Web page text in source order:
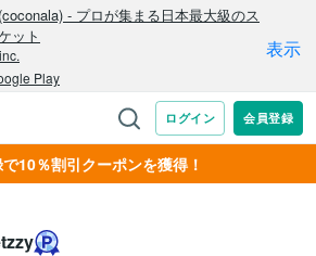
10％割引クーポンを獲得！